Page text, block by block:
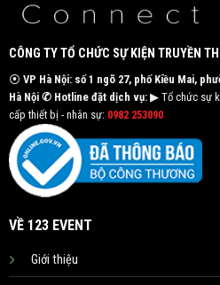
CÔNG TY TỔ CHỨC SỰ KIỆN TRUYỀN
⦿ VP Hà Nội: số 1 ngõ 27, phố Kiều Mai,
Hà Nội ✆ Hotline đặt dịch vụ:▶ Tổ chức sự
cấp thiết bị - nhân sự: 0982 253090
VỀ 123 EVENT
Giới thiệu